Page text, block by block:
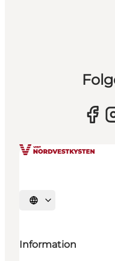
Sprache auswählen
Information